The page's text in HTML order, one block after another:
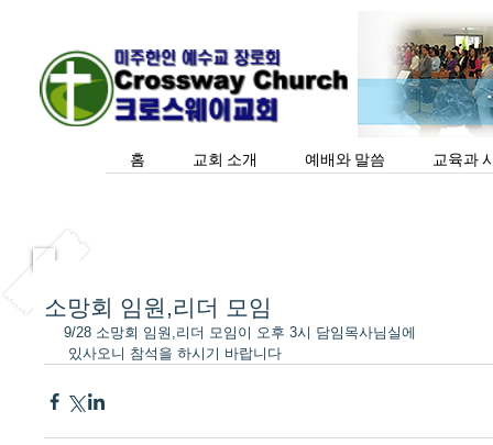
홈 교회 소개 예배와 말씀 교육과
소망회 임원,리더 모임
9/28 소망회 임원,리더 모임이 오후 3시 담임목사님실에
있사오니 참석을 하시기 바랍니다